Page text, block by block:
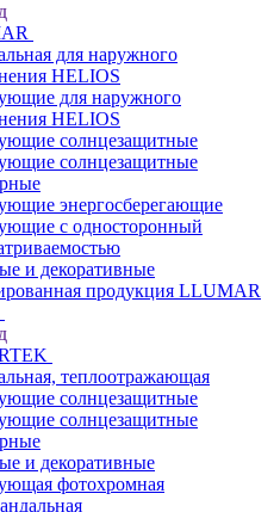
для наружного
HELIOS
для наружного
HELIOS
солнцезащитные
солнцезащитные
энергосберегающие
с односторонный
и декоративные
продукция LLUMAR
теплоотражающая
солнцезащитные
солнцезащитные
и декоративные
фотохромная